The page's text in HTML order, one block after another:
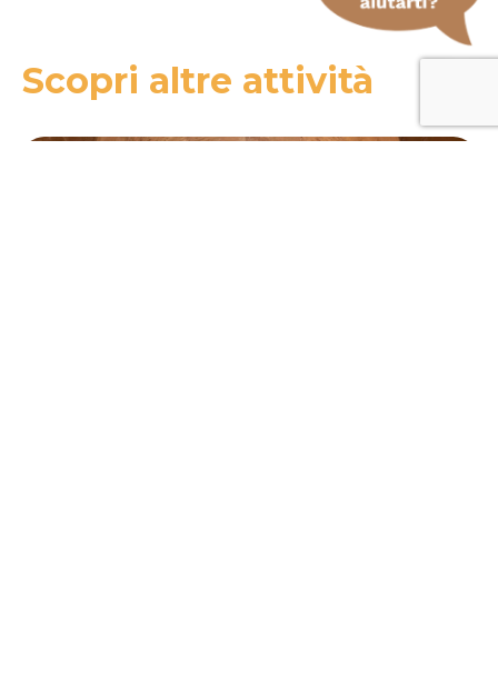
Scopri altre attività